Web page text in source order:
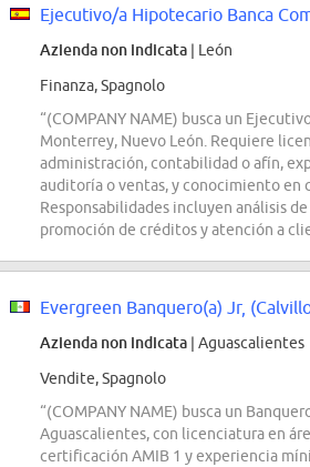
Azienda non indicata | León
Finanza, Spagnolo
“(COMPANY NAME) busca un
Monterrey, Nuevo León. Requiere
administración, contabilidad o afín,
auditoría o ventas, y conocimiento en
Responsabilidades incluyen análisis
promoción de créditos y atención a
Azienda non indicata | Aguascalientes
Vendite, Spagnolo
“(COMPANY NAME) busca un
Aguascalientes, con licenciatura en
certificación AMIB 1 y experiencia